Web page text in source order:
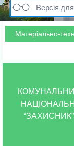
Версія
Матеріально-